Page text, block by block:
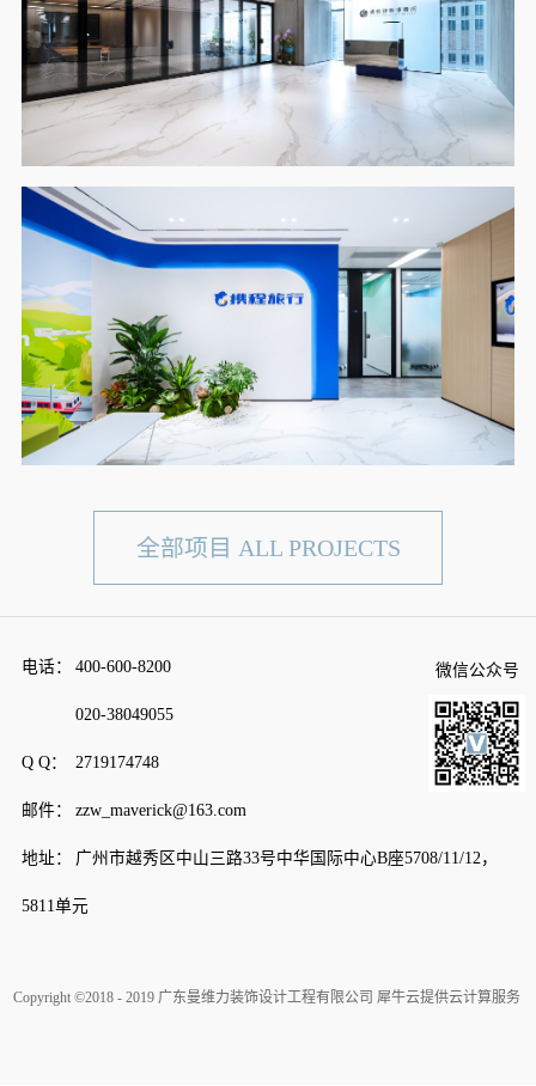
全部项目 ALL PROJECTS
电话： 400-600-8200
020-38049055
Q Q： 2719174748
邮件： zzw_maverick@163.com
地址： 广州市越秀区中山三路33号中华国际中心B座5708/11/12，
5811单元
微信公众号
Copyright ©2018 - 2019 广东曼维力装饰设计工程有限公司 犀牛云提供云计算服务